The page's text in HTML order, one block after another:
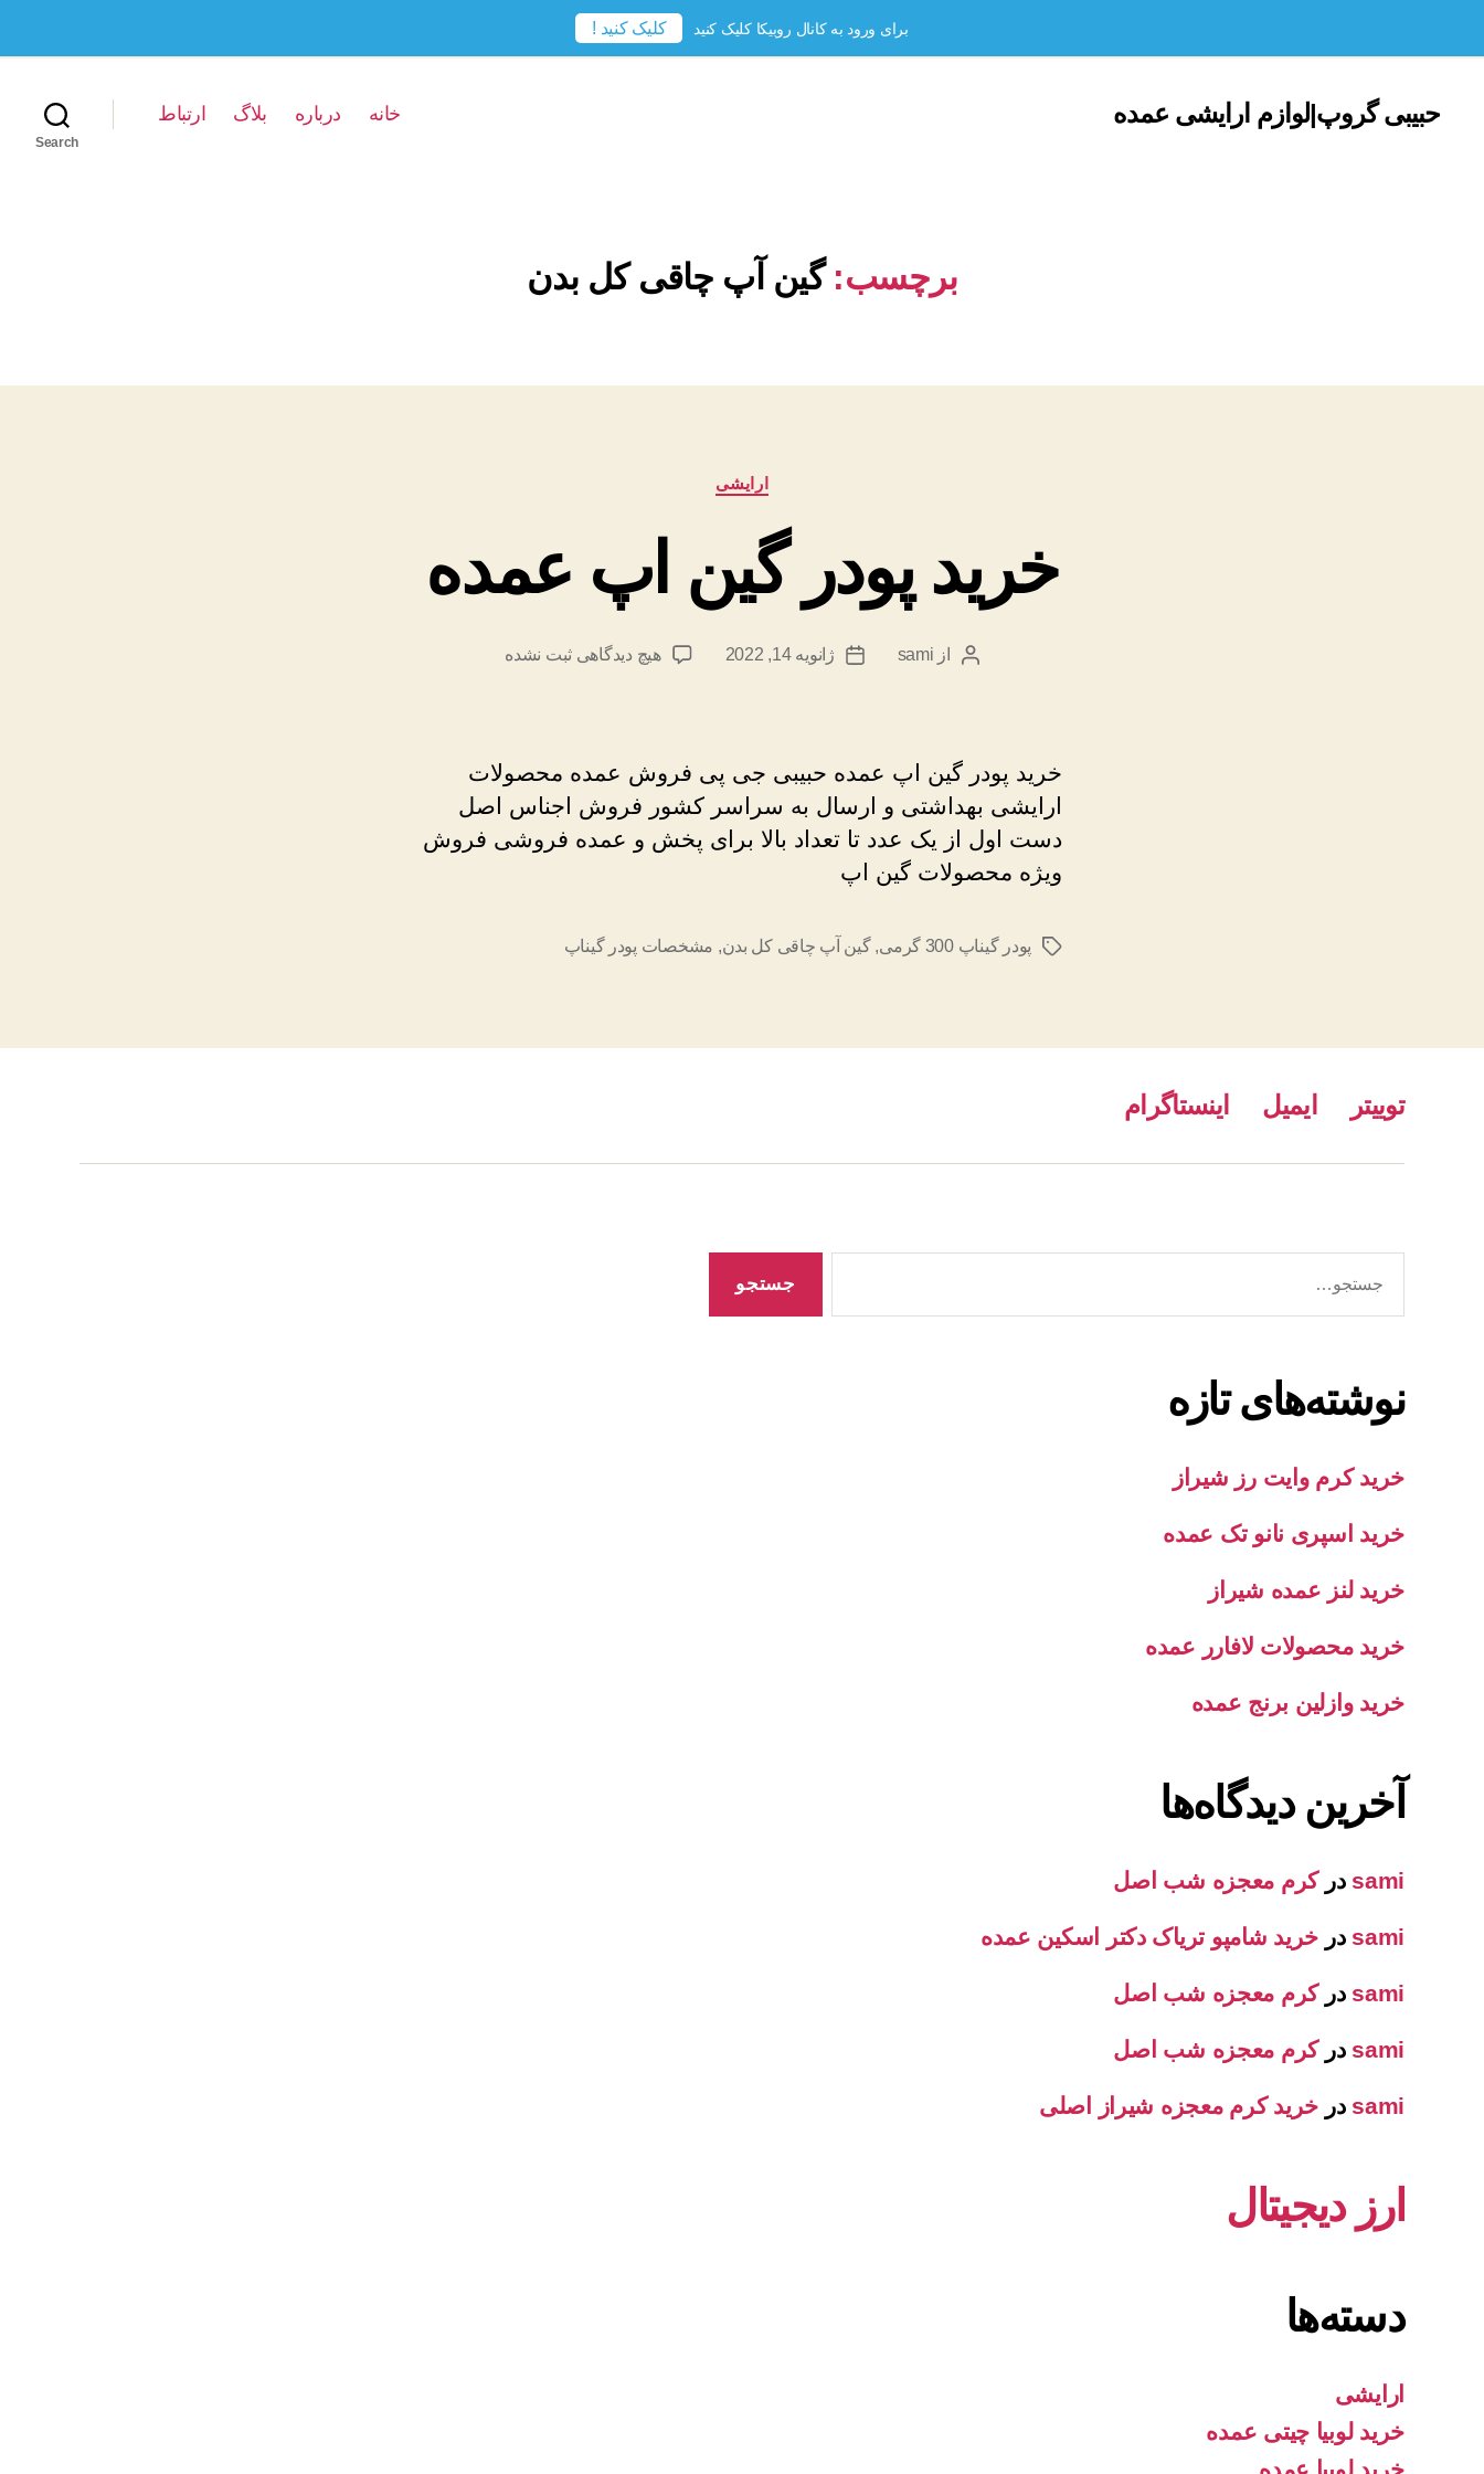
حبیبی گروپ|لوازم ارایشی عمده خانه درباره بلاگ ارتباط
Search
برچسب: گین آپ چاقی کل بدن
دسته‌هاارایشی
خرید پودر گین اپ عمده
نویسندهٔ
از sami
تاریخژانویه 14, 2022 هیچ دیدگاهیبرای
عمده
ثبت نشده
خرید پودر گین اپ عمده حبیبی جی پی فروش عمده محصولات
ارایشی بهداشتی و ارسال به سراسر کشور فروش اجناس اصل
دست اول از یک عدد تا تعداد بالا برای پخش و عمده فروشی فروش
ویژه محصولات گین اپ
برچسب‌ها
پودر گیناپ 300 گرمی ,گین آپ چاقی کل بدن, مشخصات پودر گیناپ
توییتر ایمیل اینستاگرام
نوشته‌های تازه
خرید کرم وایت رز شیراز
خرید اسپری نانو تک عمده
خرید لنز عمده شیراز
خرید محصولات لافارر عمده
خرید وازلین برنج عمده
آخرین دیدگاه‌ها
sami درکرم معجزه شب اصل
sami در خرید شامپو تریاک دکتر اسکین عمده
sami درکرم معجزه شب اصل
sami درکرم معجزه شب اصل
sami در خرید کرم معجزه شیراز اصلی
ارز دیجیتال
دسته‌ها
ارایشی
خرید لوبیا چیتی عمده
خرید لوبیا عمده
برای ورود به کانال روبیکا کلیک کنید کلیک کنید !